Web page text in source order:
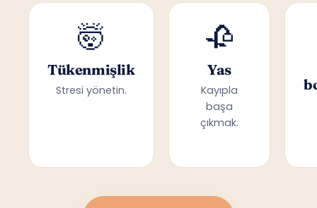
🤯
Tükenmişlik
Stresi yönetin.
🥀
Yas
Kayıpla
başa
çıkmak.